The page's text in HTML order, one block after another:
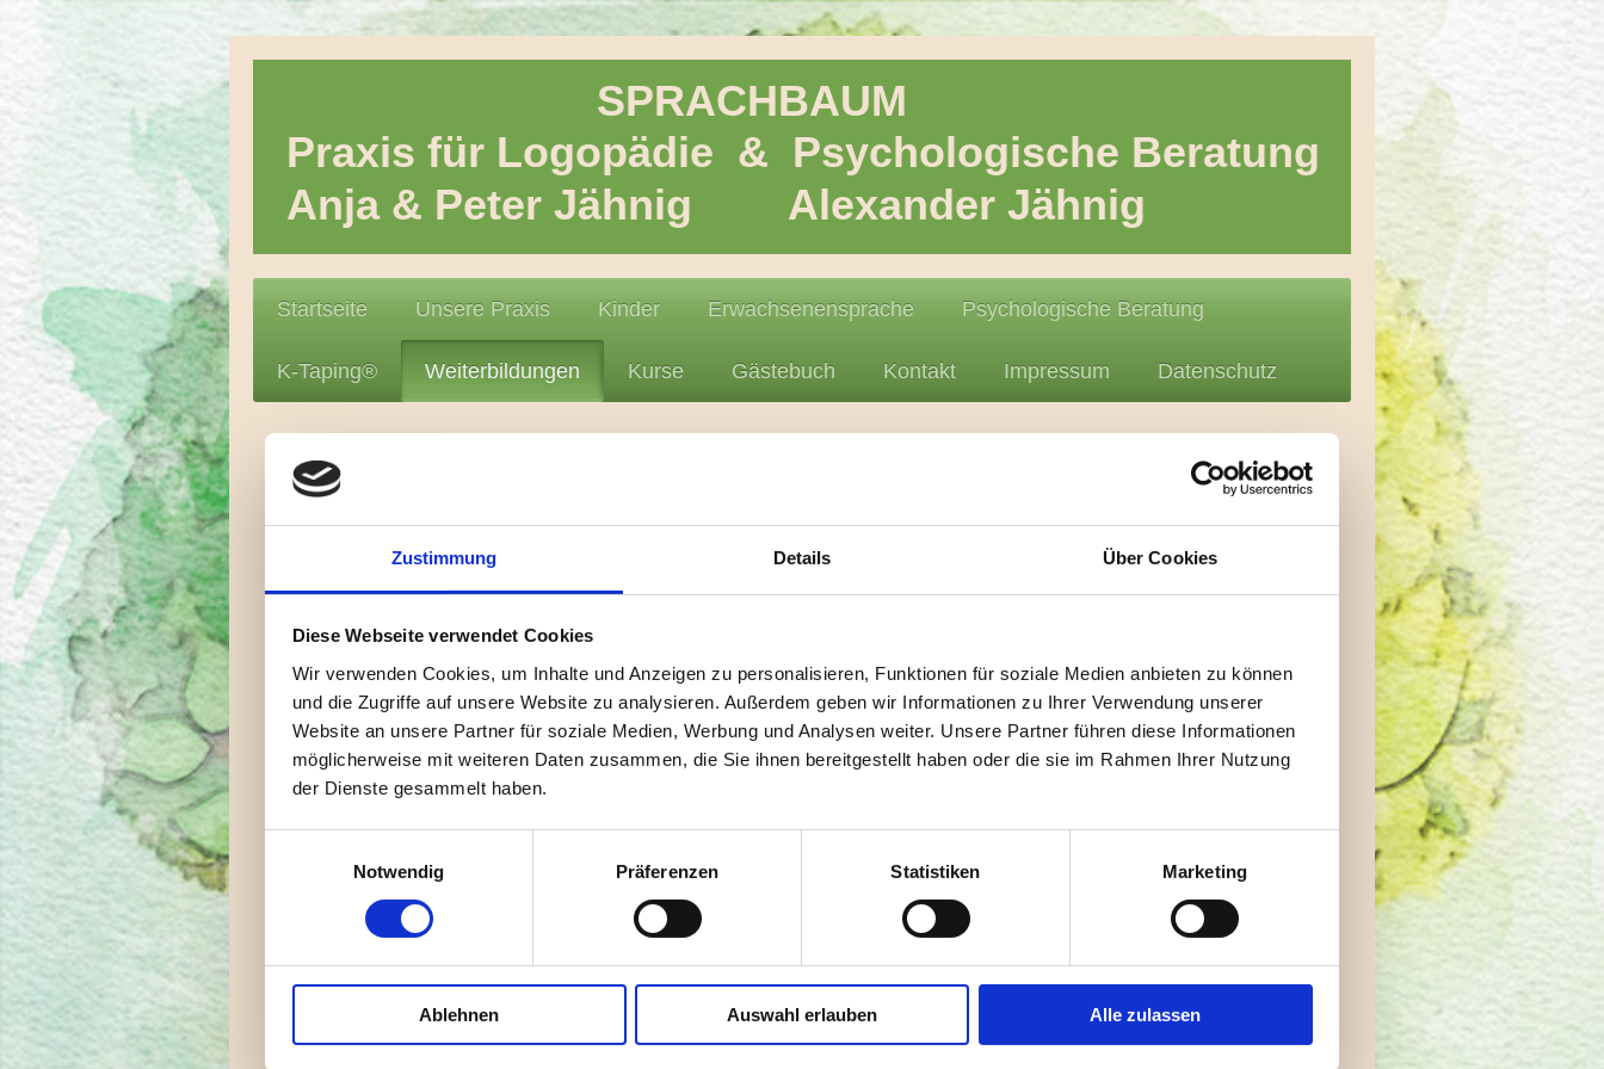
Zustimmung Details Über Cookies
Diese Webseite verwendet Cookies
Wir verwenden Cookies, um Inhalte und Anzeigen zu personalisieren, Funktionen für soziale Medien anbieten zu können
und die Zugriffe auf unsere Website zu analysieren. Außerdem geben wir Informationen zu Ihrer Verwendung unserer
Website an unsere Partner für soziale Medien, Werbung und Analysen weiter. Unsere Partner führen diese Informationen
möglicherweise mit weiteren Daten zusammen, die Sie ihnen bereitgestellt haben oder die sie im Rahmen Ihrer Nutzung
der Dienste gesammelt haben.
Notwendig
Präferenzen Statistiken Marketing
Ablehnen Auswahl erlauben Alle zulassen
SPRACHBAUM
Praxis für Logopädie & Psychologische Beratung
Anja & Peter Jähnig Alexander Jähnig
Startseite Unsere Praxis Kinder Erwachsenensprache Psychologische Beratung
K-Taping® Weiterbildungen Kurse Gästebuch Kontakt Impressum Datenschutz
Weiterbildungen
> Demenz aus logopädischer und psychologischer Sicht
> Aphasien mit ihren logopädischen und psychischen Symptomen
> Stress und seine Folgen - Erfahrungen und Umgang mit Stress im Alltag
Für Pädagogen in Kita und Krippe:
> Kindersprache spielerisch fördern
> Den Stress erziehen - Stressbewältigung im Kita-Alltag
> Stimme als Instrument in Sprechberufen
Für Pädagogen in Schule und Hort:
> Mobbing - Definition und Strategien
> "Baustelle Pubertät"
> Stimme als Instrument in Sprechberufen
Der Sprachbaum (nach Wendlandt)